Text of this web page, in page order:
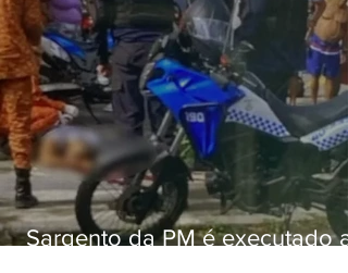
Sargento da PM é executado a